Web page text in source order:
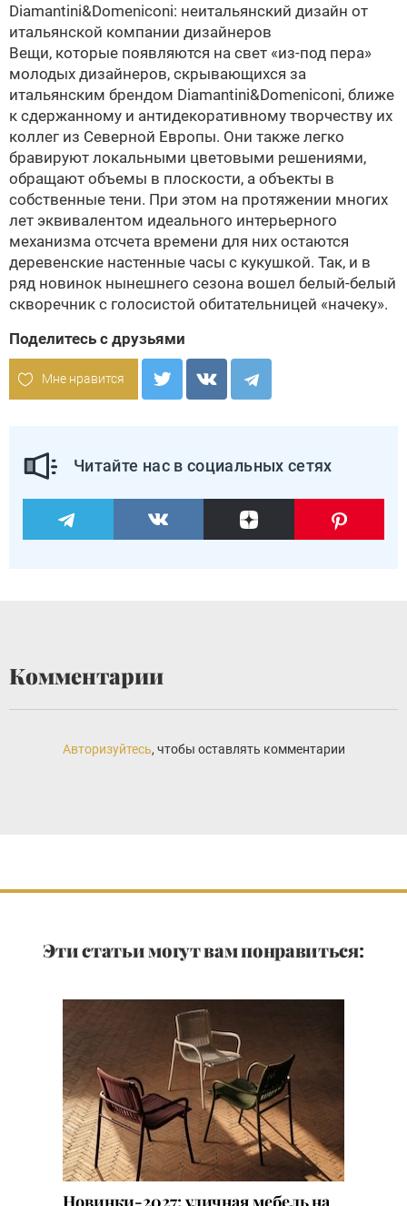
Diamantini&Domeniconi: неитальянский дизайн от
итальянской компании дизайнеров
Вещи, которые появляются на свет «из-под пера»
молодых дизайнеров, скрывающихся за
итальянским брендом Diamantini&Domeniconi, ближе
к сдержанному и антидекоративному творчеству их
коллег из Северной Европы. Они также легко
бравируют локальными цветовыми решениями,
обращают объемы в плоскости, а объекты в
собственные тени. При этом на протяжении многих
лет эквивалентом идеального интерьерного
механизма отсчета времени для них остаются
деревенские настенные часы с кукушкой. Так, и в
ряд новинок нынешнего сезона вошел белый-белый
скворечник с голосистой обитательницей «начеку».
Поделитесь с друзьями
Мне нравится
Читайте нас в социальных сетях
Комментарии
Авторизуйтесь, чтобы оставлять комментарии
Эти статьи могут вам понравиться:
Новинки-2027: уличная мебель на